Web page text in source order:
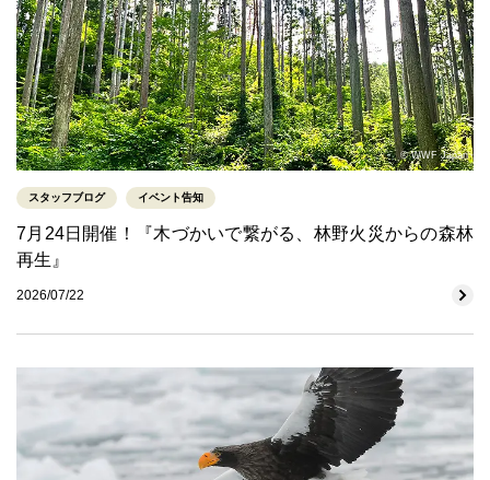
© WWF Japan
スタッフブログ イベント告知
7月24日開催！『木づかいで繋がる、林野火災からの森林
再生』
2026/07/22